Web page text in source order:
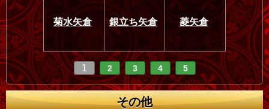
菊水矢倉 銀立ち矢倉 菱矢倉
1 2 3 4 5
その他